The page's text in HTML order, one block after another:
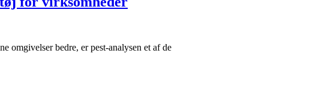
omgivelser bedre, er pest-analysen et af de